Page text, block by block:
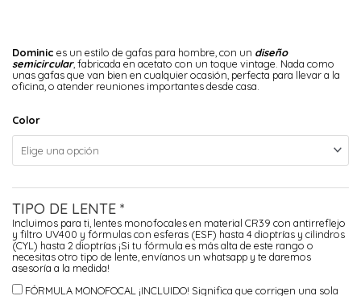
Dominic es un estilo de gafas para hombre, con un diseño
semicircular, fabricada en acetato con un toque vintage. Nada como
unas gafas que van bien en cualquier ocasión, perfecta para llevar a la
oficina, o atender reuniones importantes desde casa.
Color
TIPO DE LENTE *
Incluimos para ti, lentes monofocales en material CR39 con antirreflejo
y filtro UV400 y fórmulas con esferas (ESF) hasta 4 dioptrías y cilindros
(CYL) hasta 2 dioptrías ¡Si tu fórmula es más alta de este rango o
necesitas otro tipo de lente, envíanos un whatsapp y te daremos
asesoría a la medida!
FÓRMULA MONOFOCAL ¡INCLUIDO! Significa que corrigen una sola